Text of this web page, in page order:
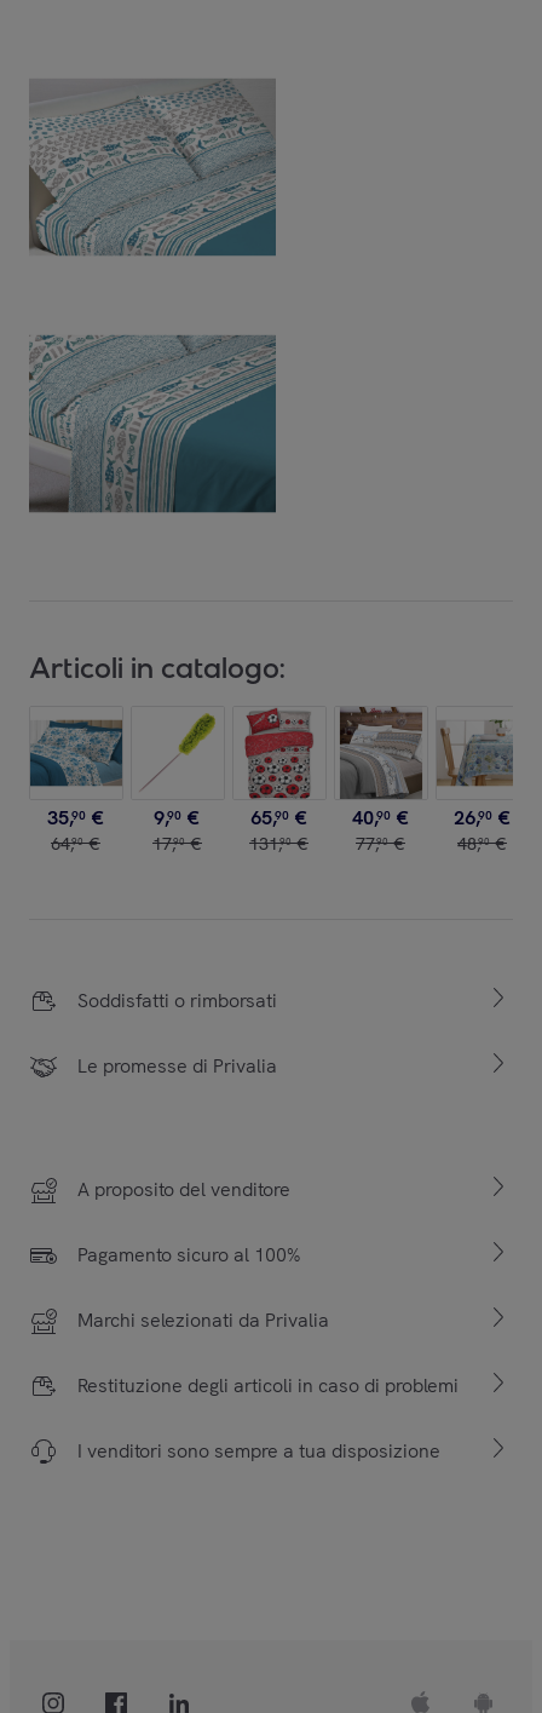
Articoli in catalogo:
35,90 €
64,90 €
9,90 €
17,90 €
65,90 €
131,90 €
40,90 €
77,90 €
26,90 €
48,90 €
Soddisfatti o rimborsati
Le promesse di Privalia
A proposito del venditore
Pagamento sicuro al 100%
Marchi selezionati da Privalia
Restituzione degli articoli in caso di problemi
I venditori sono sempre a tua disposizione